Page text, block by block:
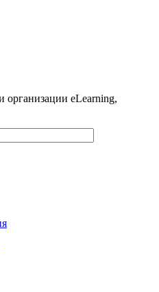
организации eLearning,